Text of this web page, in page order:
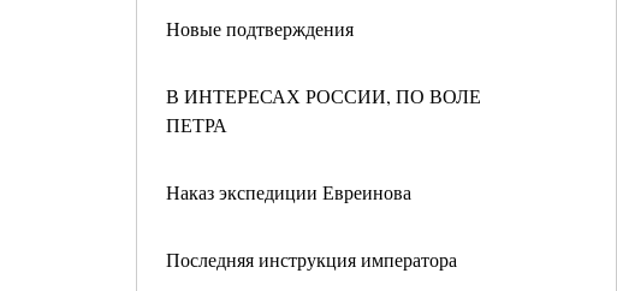
Новые подтверждения
В ИНТЕРЕСАХ РОССИИ, ПО ВОЛЕ
ПЕТРА
Наказ экспедиции Евреинова
Последняя инструкция императора